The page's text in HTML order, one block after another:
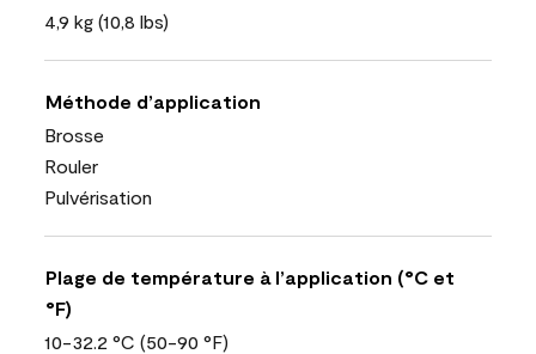
4,9 kg (10,8 lbs)
Méthode d’application
Brosse
Rouler
Pulvérisation
Plage de température à l’application (°C et
°F)
10-32.2 °C (50-90 °F)